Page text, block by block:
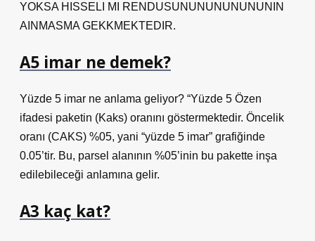
YOKSA HISSELI MI RENDUSUNUNUNUNUNUNIN
AINMASMA GEKKMEKTEDIR.
A5 imar ne demek?
Yüzde 5 imar ne anlama geliyor? “Yüzde 5 Özen
ifadesi paketin (Kaks) oranını göstermektedir. Öncelik
oranı (CAKS) %05, yani “yüzde 5 imar” grafiğinde
0.05’tir. Bu, parsel alanının %05’inin bu pakette inşa
edilebileceği anlamına gelir.
A3 kaç kat?